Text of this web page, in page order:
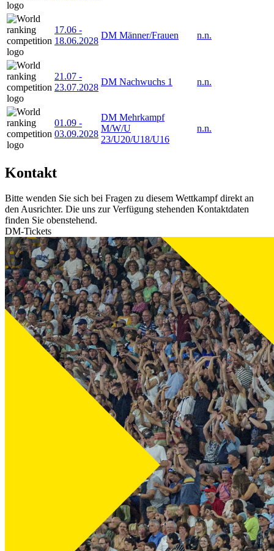
17.06 -
18.06.2028
DM Männer/Frauen n.n.
21.07 -
23.07.2028
DM Nachwuchs 1 n.n.
01.09 -
03.09.2028
DM Mehrkampf
M/W/U
23/U20/U18/U16
n.n.
Kontakt
Bitte wenden Sie sich bei Fragen zu diesem Wettkampf direkt an
den Ausrichter. Die uns zur Verfügung stehenden Kontaktdaten
finden Sie obenstehend.
DM-Tickets